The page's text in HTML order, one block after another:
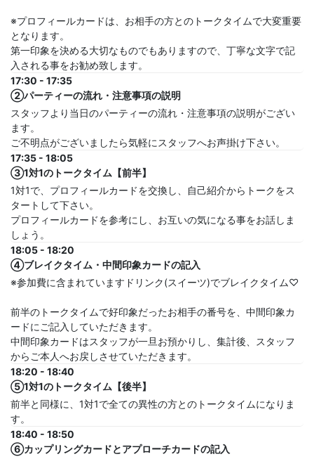
※プロフィールカードは、お相手の方とのトークタイムで大変重要
となります。
第一印象を決める大切なものでもありますので、丁寧な文字で記
入される事をお勧め致します。
17:30 - 17:35
②パーティーの流れ・注意事項の説明
スタッフより当日のパーティーの流れ・注意事項の説明がござい
ます。
ご不明点がございましたら気軽にスタッフへお声掛け下さい。
17:35 - 18:05
③1対1のトークタイム【前半】
1対1で、プロフィールカードを交換し、自己紹介からトークをス
タートして下さい。
プロフィールカードを参考にし、お互いの気になる事をお話しま
しょう。
18:05 - 18:20
④ブレイクタイム・中間印象カードの記入
※参加費に含まれていますドリンク(スイーツ)でブレイクタイム♡
前半のトークタイムで好印象だったお相手の番号を、中間印象カ
ードにご記入していただきます。
中間印象カードはスタッフが一旦お預かりし、集計後、スタッフ
からご本人へお戻しさせていただきます。
18:20 - 18:40
⑤1対1のトークタイム【後半】
前半と同様に、1対1で全ての異性の方とのトークタイムになりま
す。
18:40 - 18:50
⑥カップリングカードとアプローチカードの記入